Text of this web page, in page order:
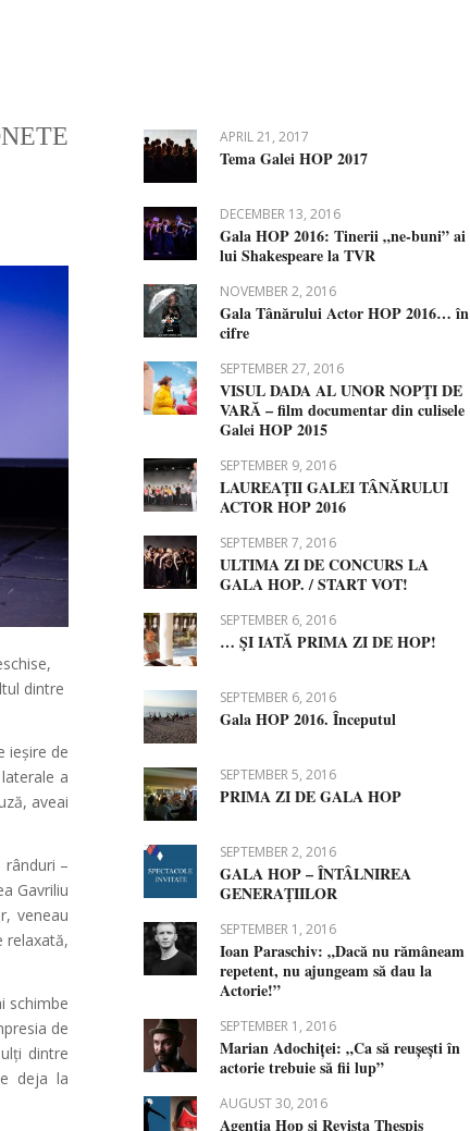
dintre
ieșire de
a
aveai
–
Gavriliu
veneau
relaxată,
schimbe
de
dintre
deja la
APRIL 21, 2017
Tema Galei HOP 2017
DECEMBER 13, 2016
Gala HOP 2016: Tinerii „ne-buni” ai
lui Shakespeare la TVR
NOVEMBER 2, 2016
Gala Tânărului Actor HOP 2016… în
cifre
SEPTEMBER 27, 2016
VISUL DADA AL UNOR NOPŢI DE
VARĂ – film documentar din culisele
Galei HOP 2015
SEPTEMBER 9, 2016
LAUREAŢII GALEI TÂNĂRULUI
ACTOR HOP 2016
SEPTEMBER 7, 2016
ULTIMA ZI DE CONCURS LA
GALA HOP. / START VOT!
SEPTEMBER 6, 2016
… ŞI IATĂ PRIMA ZI DE HOP!
SEPTEMBER 6, 2016
Gala HOP 2016. Începutul
SEPTEMBER 5, 2016
PRIMA ZI DE GALA HOP
SEPTEMBER 2, 2016
GALA HOP – ÎNTÂLNIREA
GENERAŢIILOR
SEPTEMBER 1, 2016
Ioan Paraschiv: „Dacă nu rămâneam
repetent, nu ajungeam să dau la
Actorie!”
SEPTEMBER 1, 2016
Marian Adochiței: „Ca să reușești în
actorie trebuie să fii lup”
AUGUST 30, 2016
Agentia Hop si Revista Thespis